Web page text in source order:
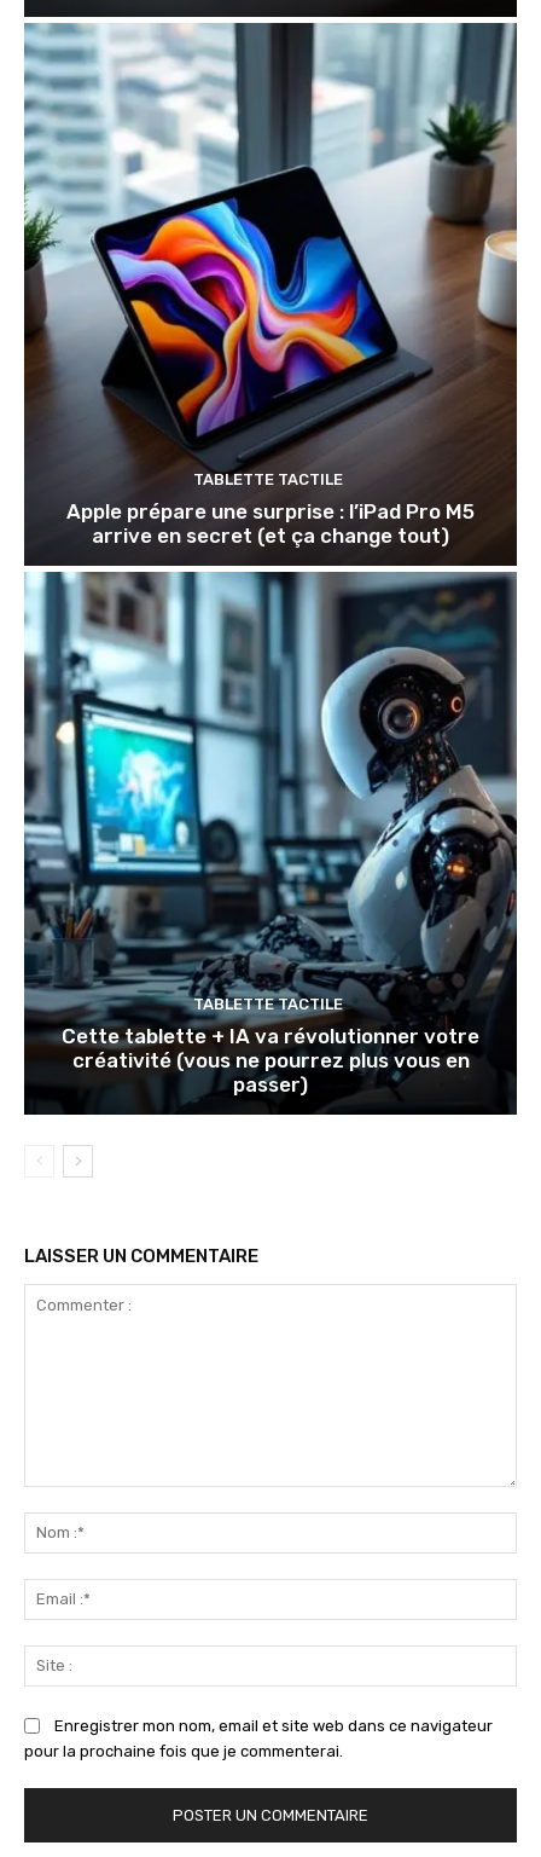
TABLETTE TACTILE
Apple prépare une surprise : l’iPad Pro M5
arrive en secret (et ça change tout)
TABLETTE TACTILE
Cette tablette + IA va révolutionner votre
créativité (vous ne pourrez plus vous en
passer)
LAISSER UN COMMENTAIRE
:*
:*
:
Enregistrer mon nom, email et site web dans ce navigateur
pour la prochaine fois que je commenterai.